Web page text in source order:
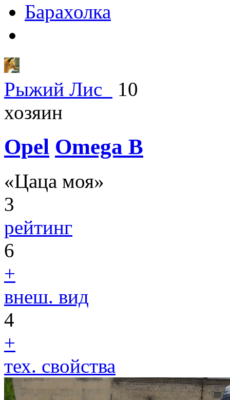
Барахолка
Рыжий Лис_
10
хозяин
Opel Omega B
«Цаца моя»
3
рейтинг
6
+
внеш. вид
4
+
тех. свойства